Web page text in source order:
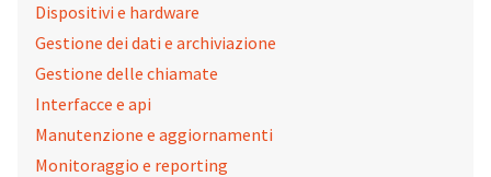
Dispositivi e hardware
Gestione dei dati e archiviazione
Gestione delle chiamate
Interfacce e api
Manutenzione e aggiornamenti
Monitoraggio e reporting